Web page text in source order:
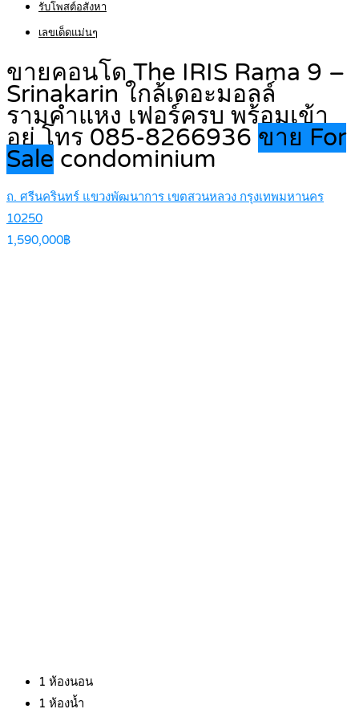
รับโพสต์อสังหา
เลขเด็ดแม่นๆ
ขายคอนโด The IRIS Rama 9 –
Srinakarin ใกล้เดอะมอลล์
รามคำแหง เฟอร์ครบ พร้อมเข้า
อยู่ โทร 085-8266936 ขาย For
Sale condominium
ถ. ศรีนครินทร์ แขวงพัฒนาการ เขตสวนหลวง กรุงเทพมหานคร
10250
1,590,000฿
1 ห้องนอน
1 ห้องน้ำ